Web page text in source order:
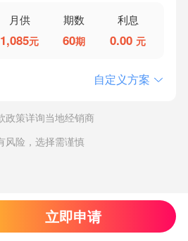
月供
1,085元
期数
60期
利息
0.00 元
自定义方案
政策详询当地经销商
风险，选择需谨慎
立即申请